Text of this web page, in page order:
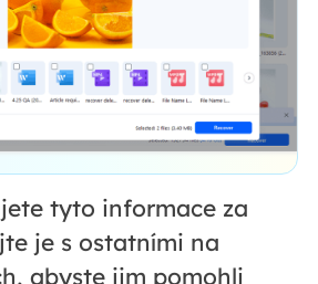
tyto informace za
je s ostatními na
abyste jim pomohli